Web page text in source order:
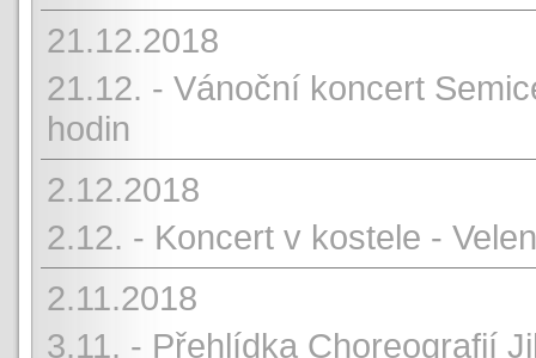
21.12.2018
21.12. - Vánoční koncert
hodin
2.12.2018
2.12. - Koncert v kostele -
2.11.2018
3.11. - Přehlídka Choreografií